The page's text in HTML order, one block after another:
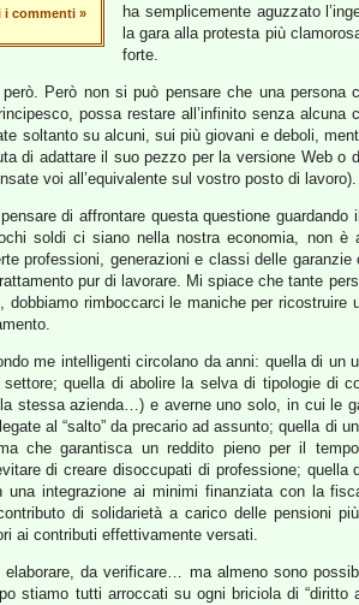
i commenti »
ha semplicemente aguzzato
la gara alla protesta più
forte.
Però non si può pensare che una
possa restare all’infinito senza
soltanto su alcuni, sui più giovani e deboli,
di adattare il suo pezzo per la versione Web o
voi all’equivalente sul vostro posto di lavoro).
di affrontare questa questione
soldi ci siano nella nostra economia, non
professioni, generazioni e classi delle
pur di lavorare. Mi spiace che tante
dobbiamo rimboccarci le maniche per
me intelligenti circolano da anni: quella di
quella di abolire la selva di tipologie di
stessa azienda…) e averne uno solo, in cui le
al “salto” da precario ad assunto; quella di
che garantisca un reddito pieno per il
di creare disoccupati di professione;
una integrazione ai minimi finanziata con la
di solidarietà a carico delle pensioni
ai contributi effettivamente versati.
elaborare, da verificare… ma almeno sono
stiamo tutti arroccati su ogni briciola di